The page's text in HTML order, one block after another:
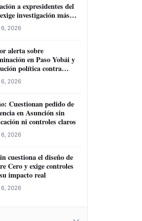
a expresidentes del
investigación más
2026
alerta sobre
en Paso Yobái y
política contra
Prieto
2026
Cuestionan pedido de
en Asunción sin
ni controles claros
2026
cuestiona el diseño de
Cero y exige controles
impacto real
2026